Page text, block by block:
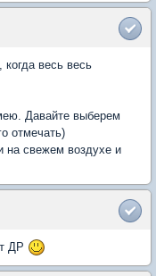
весь весь
Давайте выберем
отмечать)
свежем воздухе и
ДР